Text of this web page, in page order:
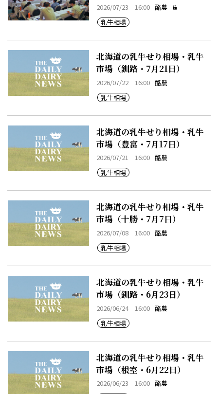
2026/07/23 16:00 酪農
乳牛相場
北海道の乳牛せり相場・乳牛
市場（釧路・7月21日）
2026/07/22 16:00 酪農
乳牛相場
北海道の乳牛せり相場・乳牛
市場（豊富・7月17日）
2026/07/21 16:00 酪農
乳牛相場
北海道の乳牛せり相場・乳牛
市場（十勝・7月7日）
2026/07/08 16:00 酪農
乳牛相場
北海道の乳牛せり相場・乳牛
市場（釧路・6月23日）
2026/06/24 16:00 酪農
乳牛相場
北海道の乳牛せり相場・乳牛
市場（根室・6月22日）
2026/06/23 16:00 酪農